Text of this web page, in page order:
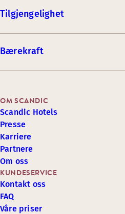
Tilgjengelighet
Bærekraft
KUNDESERVICE
Kontakt oss
FAQ
Våre priser
OM SCANDIC
Scandic Hotels
Presse
Karriere
Partnere
Om oss